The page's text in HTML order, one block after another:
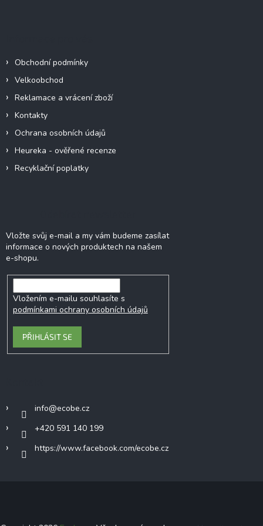
Obchodní podmínky
Velkoobchod
Reklamace a vrácení zboží
Kontakty
Ochrana osobních údajů
Heureka - ověřené recenze
Recyklační poplatky
Vložte svůj e-mail a my vám budeme zasílat
informace o nových produktech na našem
e-shopu.
Vložením e-mailu souhlasíte s
podmínkami ochrany osobních údajů
PŘIHLÁSIT SE
info@ecobe.cz
+420 591 140 199
https://www.facebook.com/ecobe.cz